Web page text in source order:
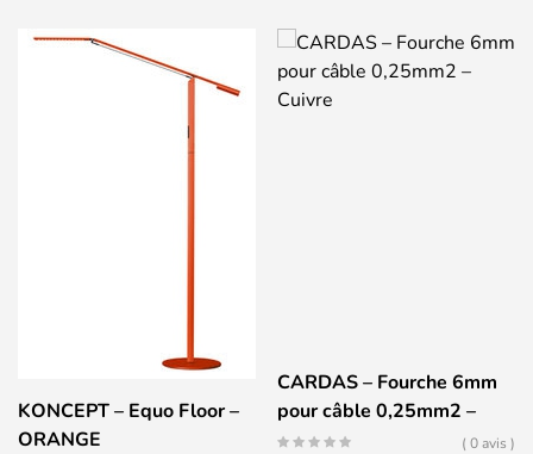
KONCEPT – Equo Floor –
ORANGE
CARDAS – Fourche 6mm
pour câble 0,25mm2 –
Cuivre
( 0 avis )